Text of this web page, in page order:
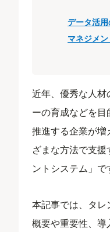
データ活
マネジメ
近年、優秀な人
ーの育成などを
推進する企業が増
ざまな方法で支
ントシステム」で
本記事では、タ
概要や重要性、導